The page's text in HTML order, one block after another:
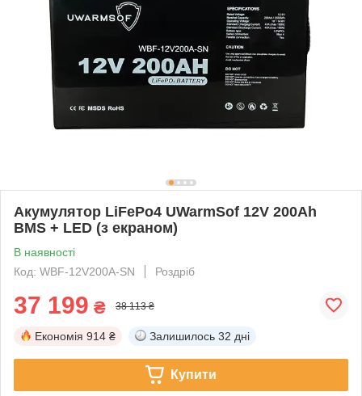
Акумулятор LiFePo4 UWarmSof 12V 200Ah
BMS + LED (з екраном)
В наявності
Код: WBF-12V200A-SN
Роздріб
37 199 ₴ 38 113 ₴
Економія 914 ₴ Залишилось 32 дні
Купити